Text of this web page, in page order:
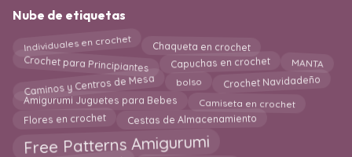
Nube de etiquetas
Individuales en crochet Chaqueta en crochet
Crochet para Principiantes Capuchas en crochet MANTA
Caminos y Centros de Mesa bolso Crochet Navidadeño
Amigurumi Juguetes para Bebes Camiseta en crochet
Flores en crochet Cestas de Almacenamiento
Free Patterns Amigurumi